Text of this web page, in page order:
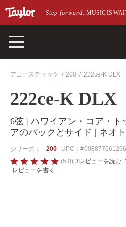
メインページにスキップ
Step forward. MUSIC IS
アコースティック 200 222ce-K DLX
222ce-K DLX
6弦 | ハワイアン・コア・ト
アのバックとサイド | ネオ
シリーズ： 200 UPC：
5
の
(5.0) 3レビューを読む
レビューを書く